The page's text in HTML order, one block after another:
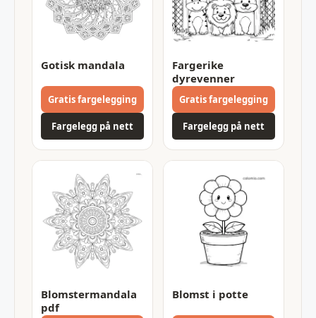
Gotisk mandala
Gratis fargelegging
Fargelegg på nett
Fargerike
dyrevenner
Gratis fargelegging
Fargelegg på nett
Blomstermandala
pdf
Blomst i potte